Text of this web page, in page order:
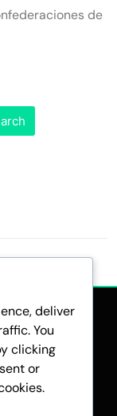
de
deliver
You
clicking
or